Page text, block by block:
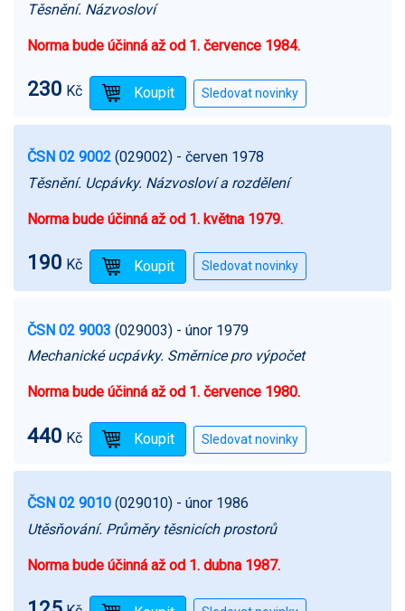
Těsnění. Názvosloví
Norma bude účinná až od 1. července 1984.
230 Kč
ČSN 02 9002 (029002) - červen 1978
Těsnění. Ucpávky. Názvosloví a rozdělení
Norma bude účinná až od 1. května 1979.
190 Kč
ČSN 02 9003 (029003) - únor 1979
Mechanické ucpávky. Směrnice pro výpočet
Norma bude účinná až od 1. července 1980.
440 Kč
ČSN 02 9010 (029010) - únor 1986
Utěsňování. Průměry těsnicích prostorů
Norma bude účinná až od 1. dubna 1987.